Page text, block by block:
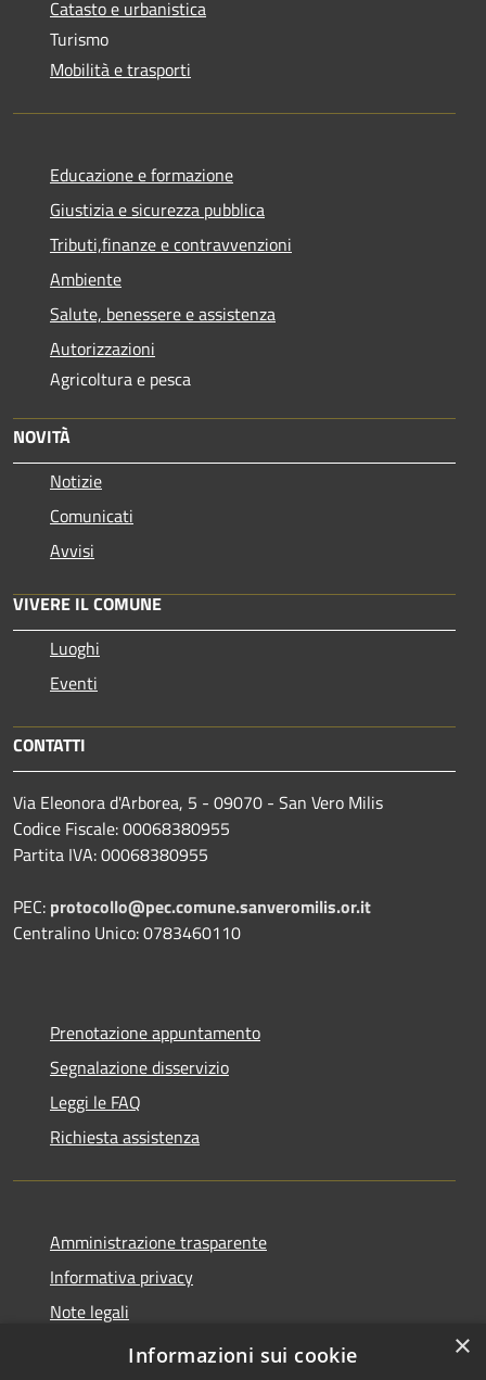
Catasto e urbanistica
Turismo
Mobilità e trasporti
Educazione e formazione
Giustizia e sicurezza pubblica
Tributi,finanze e contravvenzioni
Ambiente
Salute, benessere e assistenza
Autorizzazioni
Agricoltura e pesca
NOVITÀ
Notizie
Comunicati
Avvisi
VIVERE IL COMUNE
Luoghi
Eventi
CONTATTI
Via Eleonora d'Arborea, 5 - 09070 - San Vero Milis
Codice Fiscale: 00068380955
Partita IVA: 00068380955
PEC: protocollo@pec.comune.sanveromilis.or.it
Centralino Unico: 0783460110
Prenotazione appuntamento
Segnalazione disservizio
Leggi le FAQ
Richiesta assistenza
Amministrazione trasparente
Informativa privacy
Note legali
Dichiarazione di accessibilità
×
Informazioni sui cookie